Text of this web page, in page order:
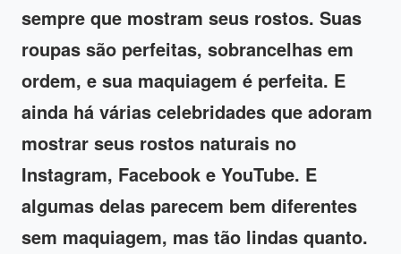
sempre que mostram seus rostos. Suas
roupas são perfeitas, sobrancelhas em
ordem, e sua maquiagem é perfeita. E
ainda há várias celebridades que adoram
mostrar seus rostos naturais no
Instagram, Facebook e YouTube. E
algumas delas parecem bem diferentes
sem maquiagem, mas tão lindas quanto.